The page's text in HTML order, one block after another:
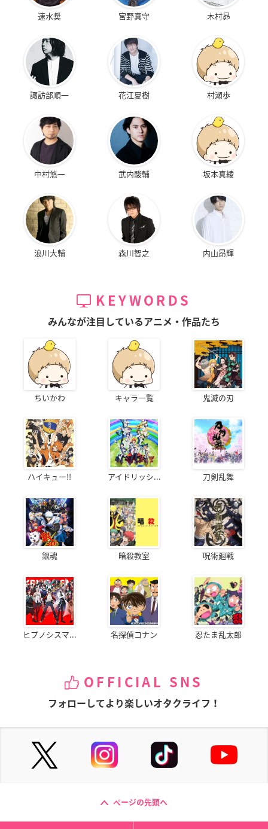
速水奨 宮野真守 木村昴
諏訪部順一 花江夏樹 村瀬歩
中村悠一 武内駿輔 坂本真綾
浪川大輔 森川智之 内山昂輝
KEYWORDS
みんなが注目しているアニメ・作品たち
ちいかわ キャラ一覧 鬼滅の刃
ハイキュー!! アイドリッシ... 刀剣乱舞
銀魂 暗殺教室 呪術廻戦
ヒプノシスマ... 名探偵コナン 忍たま乱太郎
OFFICIAL SNS
フォローしてより楽しいオタクライフ！
ページの先頭へ